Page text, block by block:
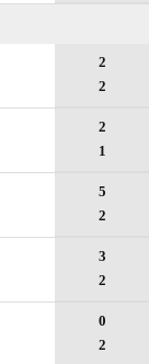
2
2
2
1
5
2
3
2
0
2